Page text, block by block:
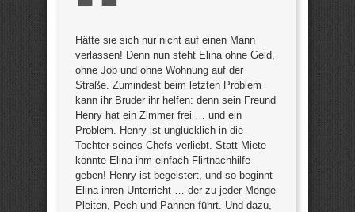
Hätte sie sich nur nicht auf einen Mann
verlassen! Denn nun steht Elina ohne Geld,
ohne Job und ohne Wohnung auf der
Straße. Zumindest beim letzten Problem
kann ihr Bruder ihr helfen: denn sein Freund
Henry hat ein Zimmer frei … und ein
Problem. Henry ist unglücklich in die
Tochter seines Chefs verliebt. Statt Miete
könnte Elina ihm einfach Flirtnachhilfe
geben! Henry ist begeistert, und so beginnt
Elina ihren Unterricht … der zu jeder Menge
Pleiten, Pech und Pannen führt. Und dazu,